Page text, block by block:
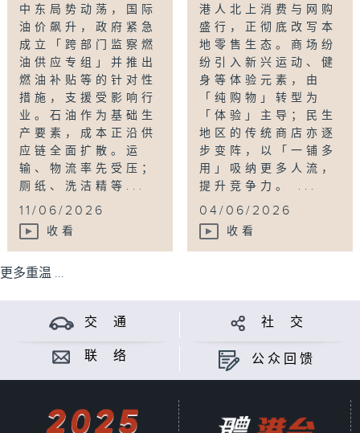
中东局势动荡，国际
油价飙升，政府紧急
成立「跨部门监察燃
油供应专组」并推出
燃油补贴等的针对性
措施，支援受影响行
业。石油作为基础生
产要素，成本正沿供
应链全面扩散。运
输、物流率先受压；
厕纸、洗洁精等...
11/06/2026
收看
港人北上消费与网购
盛行，正彻底改写本
地零售生态。商场纷
纷引入新兴运动、健
身等体验元素，由
「纯购物」转型为
「体验」主导；民生
地区的传统商店亦逐
步变阵，以「一铺多
用」吸纳更多人流，
提升竞争力。 ...
04/06/2026
收看
更多重温 ...
交 通 社 交
联 络 公众回馈